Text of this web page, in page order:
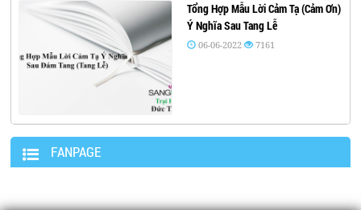
Tổng Hợp Mẫu Lời Cảm Tạ (Cảm Ơn)
Ý Nghĩa Sau Tang Lễ
06-06-2022 7161
FANPAGE